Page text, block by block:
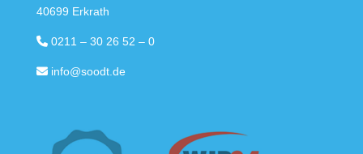
40699 Erkrath
0211 – 30 26 52 – 0
info@soodt.de